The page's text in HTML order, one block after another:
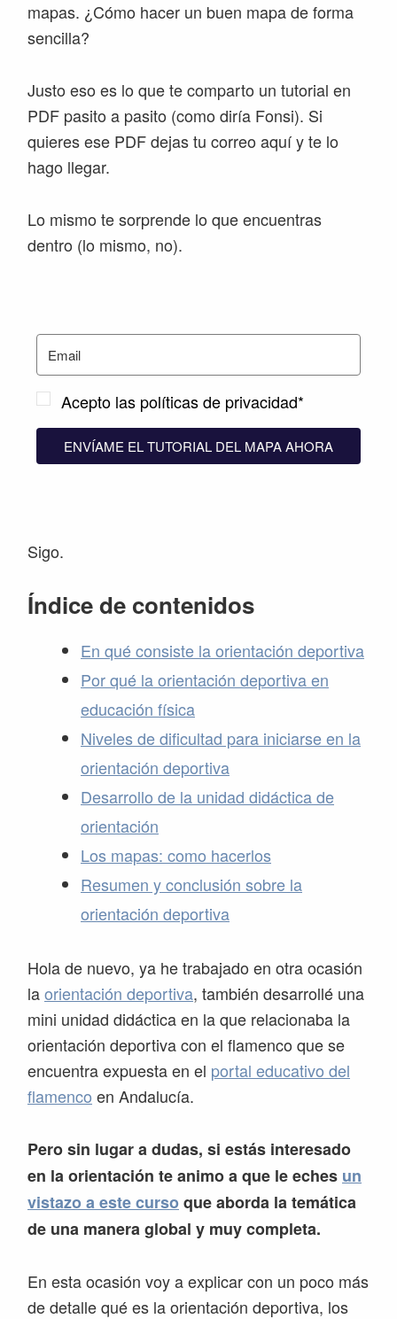
mapas. ¿Cómo hacer un buen mapa de forma
sencilla?
Justo eso es lo que te comparto un tutorial en
PDF pasito a pasito (como diría Fonsi). Si
quieres ese PDF dejas tu correo aquí y te lo
hago llegar.
Lo mismo te sorprende lo que encuentras
dentro (lo mismo, no).
Acepto las políticas de privacidad*
ENVÍAME EL TUTORIAL DEL MAPA AHORA
Sigo.
Índice de contenidos
En qué consiste la orientación deportiva
Por qué la orientación deportiva en
educación física
Niveles de dificultad para iniciarse en la
orientación deportiva
Desarrollo de la unidad didáctica de
orientación
Los mapas: como hacerlos
Resumen y conclusión sobre la
orientación deportiva
Hola de nuevo, ya he trabajado en otra ocasión
laorientación deportiva, también desarrollé una
mini unidad didáctica en la que relacionaba la
orientación deportiva con el flamenco que se
encuentra expuesta en el portal educativo del
flamenco en Andalucía.
Pero sin lugar a dudas, si estás interesado
en la orientación te animo a que le eches un
vistazo a este cursoque aborda la temática
de una manera global y muy completa.
En esta ocasión voy a explicar con un poco más
de detalle qué es la orientación deportiva, los